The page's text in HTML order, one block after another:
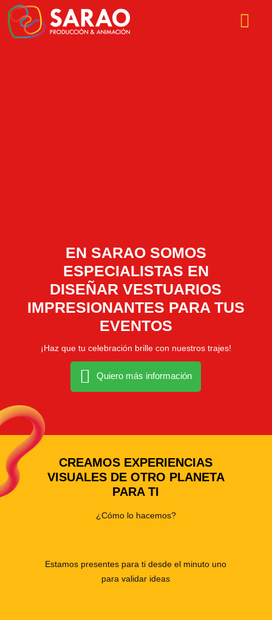
contenido
EN SARAO SOMOS
ESPECIALISTAS EN
DISEÑAR VESTUARIOS
IMPRESIONANTES PARA TUS
EVENTOS
¡Haz que tu celebración brille con nuestros trajes!
Quiero más información
CREAMOS EXPERIENCIAS
VISUALES DE OTRO PLANETA
PARA TI
¿Cómo lo hacemos?
Estamos presentes para ti desde el minuto uno
para validar ideas